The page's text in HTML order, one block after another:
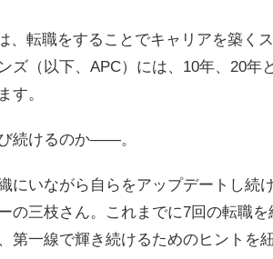
、転職をすることでキャリアを築く
ズ（以下、APC）には、10年、20年
す。
続けるのか――。
にいながら自らをアップデートし続
の三枝さん。これまでに7回の転職
第一線で輝き続けるためのヒントを紐